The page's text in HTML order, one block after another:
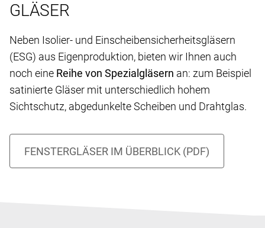
GLÄSER
Neben Isolier- und Einscheibensicherheitsgläsern
(ESG) aus Eigenproduktion, bieten wir Ihnen auch
noch eine Reihe von Spezialgläsern an: zum Beispiel
satinierte Gläser mit unterschiedlich hohem
Sichtschutz, abgedunkelte Scheiben und Drahtglas.